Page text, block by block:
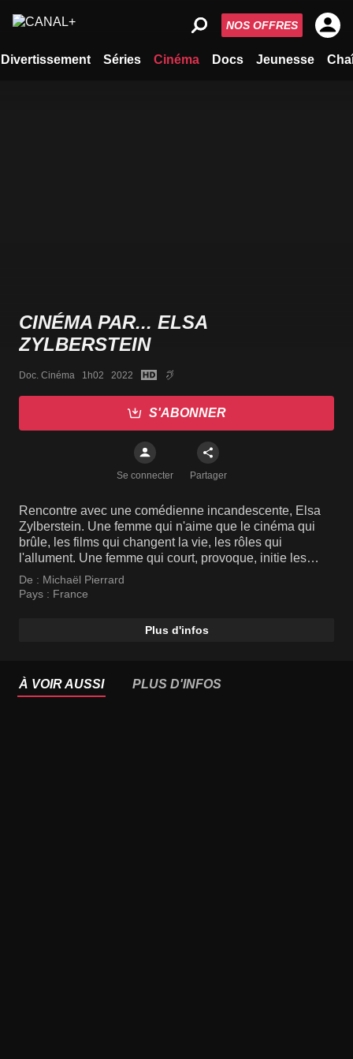
Divertissement Séries Cinéma Docs Jeunesse
NOS OFFRES
CINÉMA PAR... ELSA
ZYLBERSTEIN
Doc. Cinéma   1h02   2022
S'ABONNER
Se connecter Partager
Rencontre avec une comédienne incandescente, Elsa
Zylberstein. Une femme qui n'aime que le cinéma qui
brûle, les films qui changent la vie, les rôles qui
l'allument. Une femme qui court, provoque, initie les
projets. Une femme qu'aucun échec n'a jamais arrêtée.
Une femme qui prend rendez-vous avec un réalisateur
qui l'obsède. Une femme qui fait peur à ses proches en
réalisateur Claude Lelouch n'a peur de rien. Une femme
qui aime le cinéma jusqu'à la folie et dont l'amour illimité
De : Michaël Pierrard
Pays : France
Plus d'infos
À VOIR AUSSI PLUS D'INFOS